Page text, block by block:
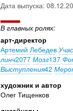
Дата выпуска:
В главных ролях:
арт-директор
Артемий Лебедев
линч2077 Мозг137
Выступления42
художник и автор
Олег Тищенков